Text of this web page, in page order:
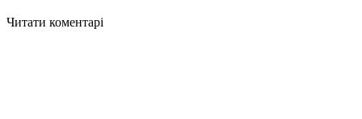
Читати коментарі